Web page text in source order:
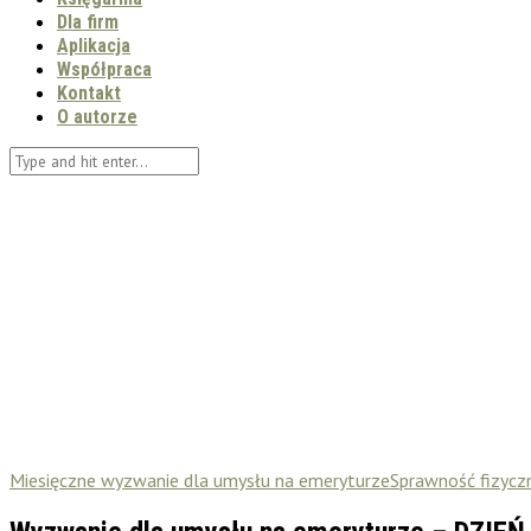
Dla firm
Aplikacja
Współpraca
Kontakt
O autorze
Miesięczne wyzwanie dla umysłu na emeryturzeSprawność